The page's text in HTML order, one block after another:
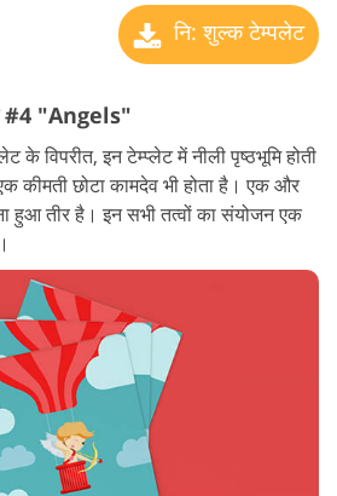
नि: शुल्क टेम्पलेट
#4 "Angels"
के विपरीत, इन टेम्प्लेट में नीली पृष्ठभूमि होती
कीमती छोटा कामदेव भी होता है। एक और
हुआ तीर है। इन सभी तत्वों का संयोजन एक